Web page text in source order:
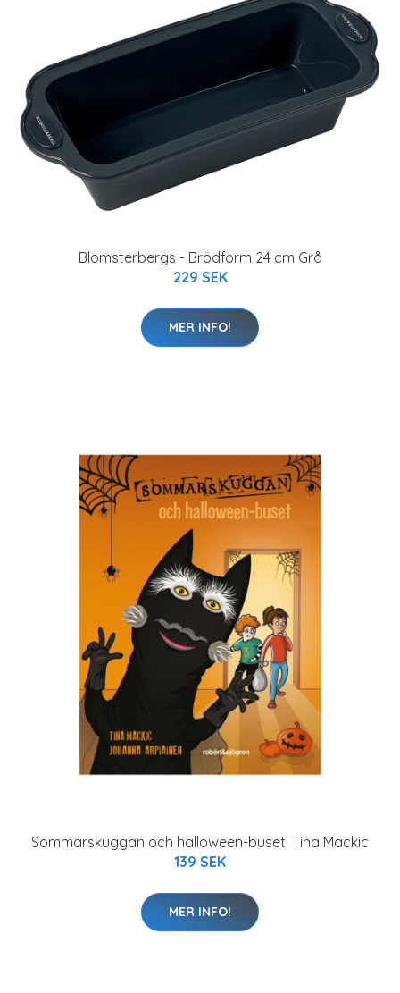
Blomsterbergs - Brödform 24 cm Grå
229 SEK
MER INFO!
Sommarskuggan och halloween-buset. Tina Mackic
139 SEK
MER INFO!